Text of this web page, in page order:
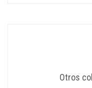
Otros